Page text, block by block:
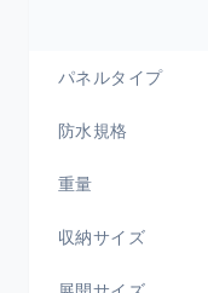
パネルタイプ
防水規格
重量
収納サイズ